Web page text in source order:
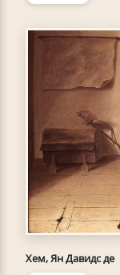
Хем, Ян Давидс де